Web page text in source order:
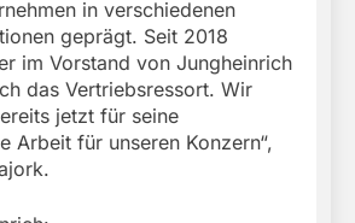
in verschiedenen
geprägt. Seit 2018
im Vorstand von Jungheinrich
das Vertriebsressort. Wir
jetzt für seine
Arbeit für unseren Konzern“,